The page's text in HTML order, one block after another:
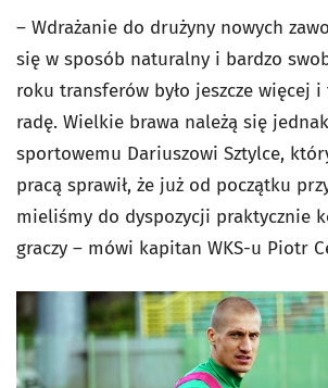
– Wdrażanie do drużyny nowych
się w sposób naturalny i bardzo
roku transferów było jeszcze więcej
radę. Wielkie brawa należą się
sportowemu Dariuszowi Sztylce,
pracą sprawił, że już od początku
mieliśmy do dyspozycji praktycznie
graczy – mówi kapitan WKS-u Piotr